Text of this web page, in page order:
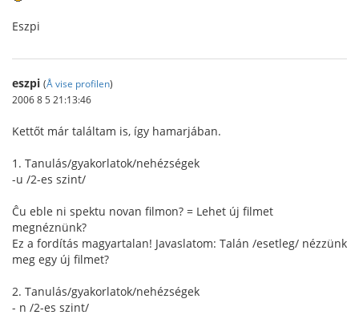
Eszpi
eszpi (Å vise profilen)
2006 8 5 21:13:46
Kettőt már találtam is, így hamarjában.
1. Tanulás/gyakorlatok/nehézségek
-u /2-es szint/
Ĉu eble ni spektu novan filmon? = Lehet új filmet
megnéznünk?
Ez a fordítás magyartalan! Javaslatom: Talán /esetleg/ nézzünk
meg egy új filmet?
2. Tanulás/gyakorlatok/nehézségek
- n /2-es szint/